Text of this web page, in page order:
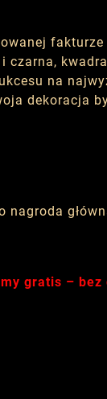
czarna,
na
dekoracja
gratis – bez